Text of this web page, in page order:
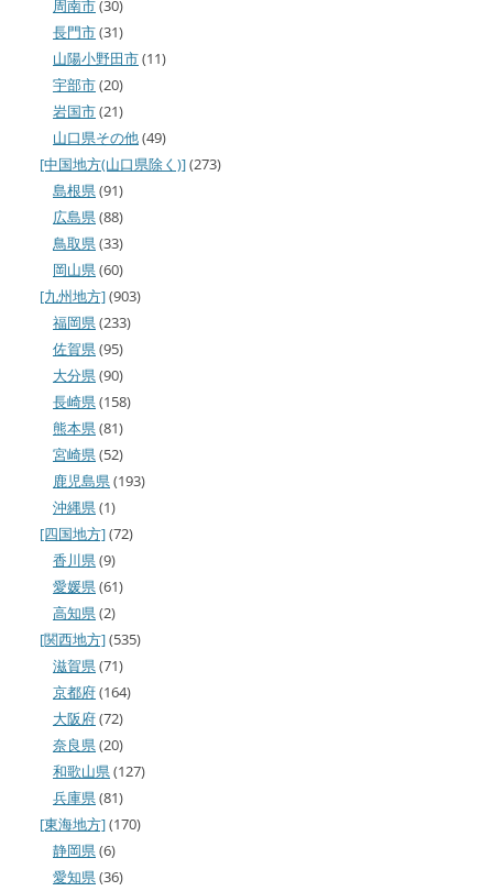
周南市(30)
長門市(31)
山陽小野田市(11)
宇部市(20)
岩国市(21)
山口県その他(49)
[中国地方(山口県除く)](273)
島根県(91)
広島県(88)
鳥取県(33)
岡山県(60)
[九州地方](903)
福岡県(233)
佐賀県(95)
大分県(90)
長崎県(158)
熊本県(81)
宮崎県(52)
鹿児島県(193)
沖縄県(1)
[四国地方](72)
香川県(9)
愛媛県(61)
高知県(2)
[関西地方](535)
滋賀県(71)
京都府(164)
大阪府(72)
奈良県(20)
和歌山県(127)
兵庫県(81)
[東海地方](170)
静岡県(6)
愛知県(36)